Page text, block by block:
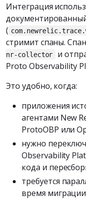
Интеграция
(
стримит спаны.
nr-collector
и
Proto Observability
Это удобно, когда:
приложения
агентами New
ProtoOBP или
нужно
Observability
кода и
требуется
время